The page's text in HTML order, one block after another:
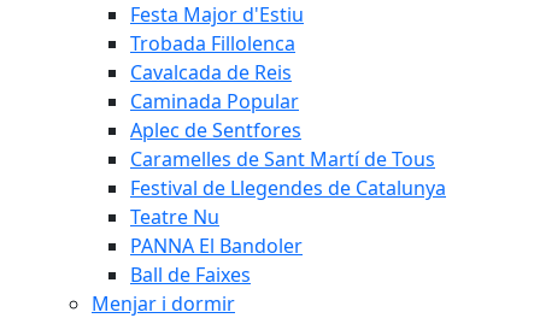
Festa Major d'Estiu
Trobada Fillolenca
Cavalcada de Reis
Caminada Popular
Aplec de Sentfores
Caramelles de Sant Martí de Tous
Festival de Llegendes de Catalunya
Teatre Nu
PANNA El Bandoler
Ball de Faixes
Menjar i dormir